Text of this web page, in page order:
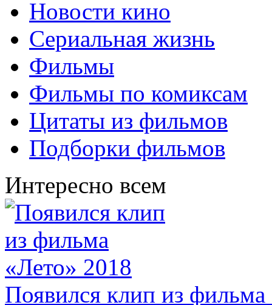
Новости кино
Сериальная жизнь
Фильмы
Фильмы по комиксам
Цитаты из фильмов
Подборки фильмов
Интересно всем
Появился клип из